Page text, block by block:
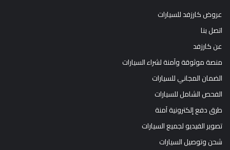
عروض كارزفد للسيارات
اتصل بنا
عن كارزفد
منصة موثوقة وآمنة لشراء السيارات
الضمان المجاني للسيارات
الفحص الشامل للسيارات
طرق دفع إلكترونية آمنة
تصوير الفيديو لجميع السيارات
شحن وتوصيل السيارات